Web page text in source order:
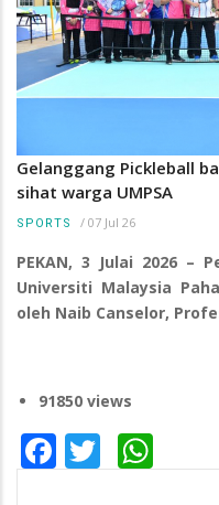
Gelanggang Pickleball
sihat warga UMPSA
SPORTS / 07 Jul 26
PEKAN, 3 Julai 2026 –
Universiti Malaysia
oleh Naib Canselor,
91850 views
Facebook
Twitter